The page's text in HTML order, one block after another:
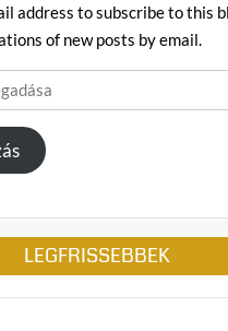
address to subscribe to this
of new posts by email.
LEGFRISSEBBEK